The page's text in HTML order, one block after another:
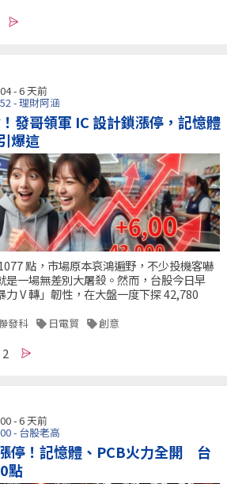
- 6 天前
- 理財阿涵
發哥領軍 IC 設計鎖漲停，記憶體
爆這
點，市場原本哀鴻遍野，不少投機客嚇
是一場無差別大屠殺。然而，台股今日早
V 轉」韌性，在大盤一度下探 42,780
發科 日電貿 創意
2
- 6 天前
- 台股老高
停！記憶體、PCB火力全開 台
點